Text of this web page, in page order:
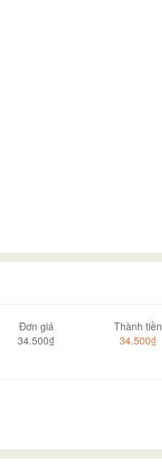
Đơn giá
34.500₫
Thành tiền
34.500₫